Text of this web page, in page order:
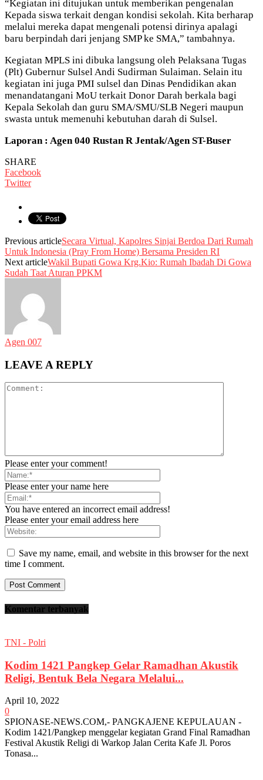
“Kegiatan ini ditujukan untuk memberikan pengenalan
Kepada siswa terkait dengan kondisi sekolah. Kita berharap
melalui mereka dapat mengenali potensi dirinya apalagi
baru berpindah dari jenjang SMP ke SMA,” tambahnya.
Kegiatan MPLS ini dibuka langsung oleh Pelaksana Tugas
(Plt) Gubernur Sulsel Andi Sudirman Sulaiman. Selain itu
kegiatan ini juga PMI sulsel dan Dinas Pendidikan akan
menandatangani MoU terkait Donor Darah berkala bagi
Kepala Sekolah dan guru SMA/SMU/SLB Negeri maupun
swasta untuk memenuhi kebutuhan darah di Sulsel.
Laporan : Agen 040 Rustan R Jentak/Agen ST-Buser
SHARE
Facebook
Twitter
Previous articleSecara Virtual, Kapolres Sinjai Berdoa Dari Rumah
Untuk Indonesia (Pray From Home) Bersama Presiden RI
Next articleWakil Bupati Gowa Krg.Kio: Rumah Ibadah Di Gowa
Sudah Taat Aturan PPKM
Agen 007
LEAVE A REPLY
Please enter your comment!
Please enter your name here
You have entered an incorrect email address!
Please enter your email address here
Save my name, email, and website in this browser for the next
time I comment.
Komentar terbanyak
TNI - Polri
Kodim 1421 Pangkep Gelar Ramadhan Akustik
Religi, Bentuk Bela Negara Melalui...
April 10, 2022
0
SPIONASE-NEWS.COM,- PANGKAJENE KEPULAUAN -
Kodim 1421/Pangkep menggelar kegiatan Grand Final Ramadhan
Festival Akustik Religi di Warkop Jalan Cerita Kafe Jl. Poros
Tonasa...